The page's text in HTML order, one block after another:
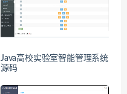
Java高校实验室智能管理系统
源码